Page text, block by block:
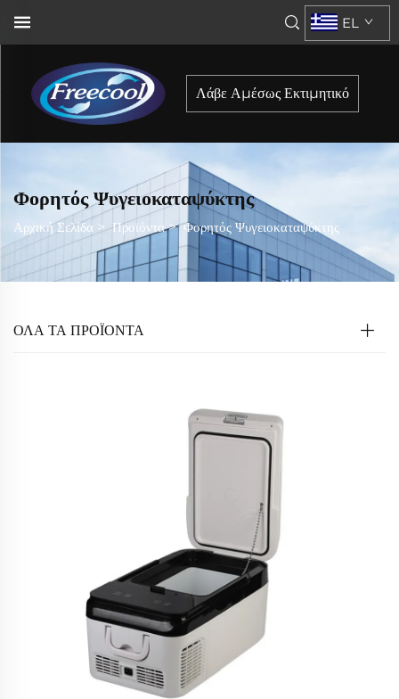
EL
Λάβε Αμέσως Εκτιμητικό
Φορητός Ψυγειοκαταψύκτης
Αρχική Σελίδα >Προϊόντα>Φορητός Ψυγειοκαταψύκτης
ΌΛΑ ΤΑ ΠΡΟΪΟΝΤΑ